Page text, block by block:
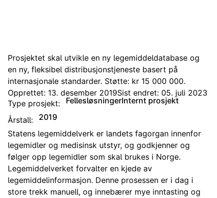
Prosjektet skal utvikle en ny legemiddeldatabase og
en ny, fleksibel distribusjonstjeneste basert på
internasjonale standarder. Støtte: kr 15 000 000.
Opprettet: 13. desember 2019Sist endret: 05. juli 2023
Type prosjekt:
FellesløsningerInternt prosjekt
Årstall:
2019
Statens legemiddelverk er landets fagorgan innenfor
legemidler og medisinsk utstyr, og godkjenner og
følger opp legemidler som skal brukes i Norge.
Legemiddelverket forvalter en kjede av
legemiddelinformasjon. Denne prosessen er i dag i
store trekk manuell, og innebærer mye inntasting og